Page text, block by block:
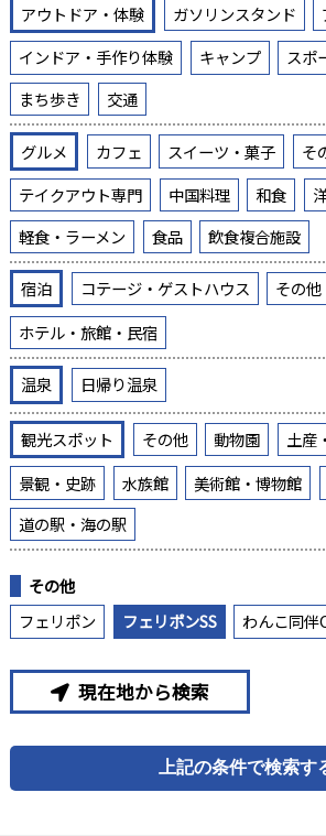
アウトドア・体験
ガソリンスタンド
インドア・手作り体験
キャンプ スポ
まち歩き
交通
グルメ カフェ スイーツ・菓子
そ
テイクアウト専門
中国料理 和食
軽食・ラーメン
食品 飲食複合施設
宿泊 コテージ・ゲストハウス
その他
ホテル・旅館・民宿
温泉 日帰り温泉
観光スポット その他 動物園
土産
景観・史跡
水族館 美術館・博物館
道の駅・海の駅
その他
フェリポン
フェリポンSS わんこ同伴
現在地から検索